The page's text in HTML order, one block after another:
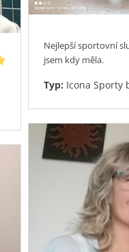
Nejlepší sportovní
jsem kdy měla.
Typ: Icona Sporty